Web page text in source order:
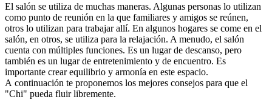
El salón se utiliza de muchas maneras. Algunas personas lo utilizan
como punto de reunión en la que familiares y amigos se reúnen,
otros lo utilizan para trabajar allí. En algunos hogares se come en el
salón, en otros, se utiliza para la relajación. A menudo, el salón
cuenta con múltiples funciones. Es un lugar de descanso, pero
también es un lugar de entretenimiento y de encuentro. Es
importante crear equilibrio y armonía en este espacio.
A continuación te proponemos los mejores consejos para que el
"Chi" pueda fluir libremente.